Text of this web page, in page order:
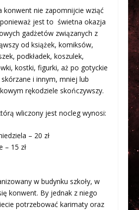
konwent nie zapomnijcie wziąć
jest to świetna okazja
gadżetów związanych z
od książek, komiksów,
podkładek, koszulek,
kostki, figurki, aż po gotyckie
i innym, mniej lub
rękodziele skończywszy.
wliczony jest nocleg wynosi:
– 20 zł
– 15 zł
w budynku szkoły, w
konwent. By jednak z niego
potrzebować karimaty oraz